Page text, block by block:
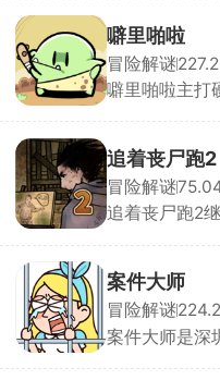
线索，解开一
隐藏惊喜彩蛋
角色对话推动
响故事的走向
噼里啪啦
冒险解谜
噼里啪啦主打
物，唯有战斗
风筝战术，强
术技能，也需
极限。海量装
追着丧尸跑2
冒险解谜
追着丧尸跑2
场景，搜集水
生存物资，同
本作在前作基
素，支持招募
案件大师
冒险解谜
案件大师是深